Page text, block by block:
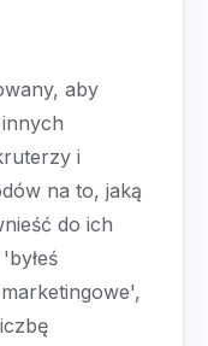
aby
i
na to, jaką
do ich